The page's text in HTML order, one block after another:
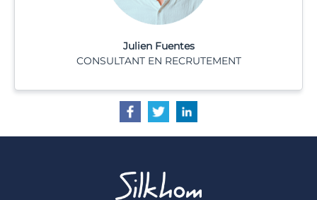
Julien Fuentes
CONSULTANT EN RECRUTEMENT